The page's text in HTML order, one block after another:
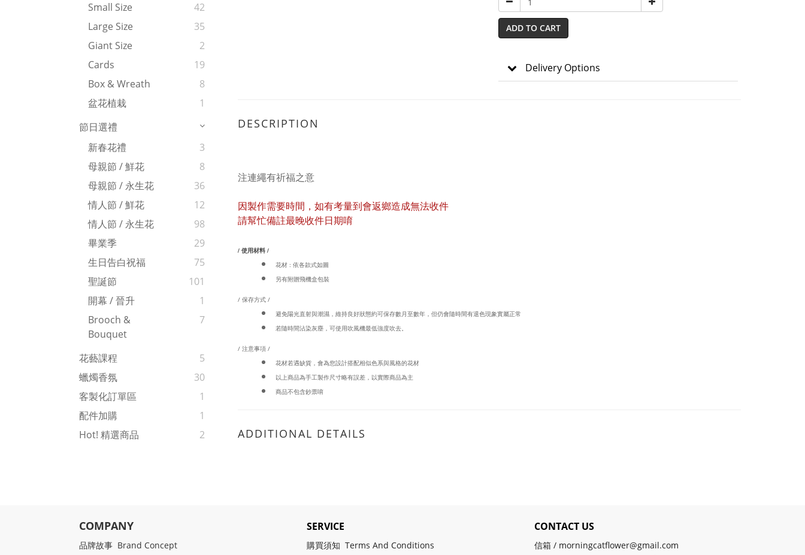
Small Size
42
Large Size
35
Giant Size
2
Cards
19
Box & Wreath
8
盆花植栽
1
節日選禮
新春花禮
3
母親節 / 鮮花
8
母親節 / 永生花
36
情人節 / 鮮花
12
情人節 / 永生花
98
畢業季
29
生日告白祝福
75
聖誕節
101
開幕 / 晉升
1
Brooch &
Bouquet
7
花藝課程
5
蠟燭香氛
30
客製化訂單區
1
配件加購
1
Hot! 精選商品
2
ADD TO CART
Delivery Options
DESCRIPTION
注連繩有祈福之意
因製作需要時間，如有考量到會返鄉造成無法收件
請幫忙備註最晚收件日期唷
/ 使用材料 /
花材 : 依各款式如圖
另有附贈飛機盒包裝
/ 保存方式 /
避免陽光直射與潮濕，維持良好狀態約可保存數月至數年，但仍會隨時間有退色現象實屬正常
若隨時間沾染灰塵，可使用吹風機最低強度吹去。
/ 注意事項 /
花材若遇缺貨，會為您設計搭配相似色系與風格的花材
以上商品為手工製作尺寸略有誤差，以實際商品為主
商品不包含鈔票唷
ADDITIONAL DETAILS
COMPANY
品牌故事 Brand Concept
SERVICE
購買須知 Terms And Conditions
CONTACT US
信箱 / morningcatflower@gmail.com